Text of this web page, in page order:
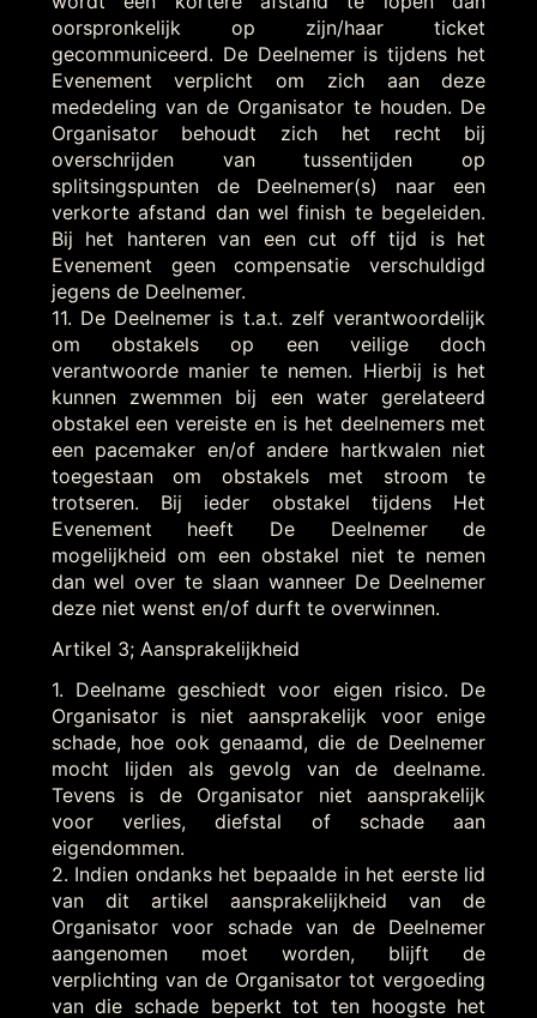
oorspronkelijk op zijn/haar ticket
gecommuniceerd. De Deelnemer is tijdens het
Evenement verplicht om zich aan deze
mededeling van de Organisator te houden. De
Organisator behoudt zich het recht bij
overschrijden van tussentijden op
splitsingspunten de Deelnemer(s) naar een
verkorte afstand dan wel finish te begeleiden.
Bij het hanteren van een cut off tijd is het
Evenement geen compensatie verschuldigd
jegens de Deelnemer.
11. De Deelnemer is t.a.t. zelf verantwoordelijk
om obstakels op een veilige doch
verantwoorde manier te nemen. Hierbij is het
kunnen zwemmen bij een water gerelateerd
obstakel een vereiste en is het deelnemers met
een pacemaker en/of andere hartkwalen niet
toegestaan om obstakels met stroom te
trotseren. Bij ieder obstakel tijdens Het
Evenement heeft De Deelnemer de
mogelijkheid om een obstakel niet te nemen
dan wel over te slaan wanneer De Deelnemer
deze niet wenst en/of durft te overwinnen.
Artikel 3; Aansprakelijkheid
1. Deelname geschiedt voor eigen risico. De
Organisator is niet aansprakelijk voor enige
schade, hoe ook genaamd, die de Deelnemer
mocht lijden als gevolg van de deelname.
Tevens is de Organisator niet aansprakelijk
voor verlies, diefstal of schade aan
eigendommen.
2. Indien ondanks het bepaalde in het eerste lid
van dit artikel aansprakelijkheid van de
Organisator voor schade van de Deelnemer
aangenomen moet worden, blijft de
verplichting van de Organisator tot vergoeding
van die schade beperkt tot ten hoogste het